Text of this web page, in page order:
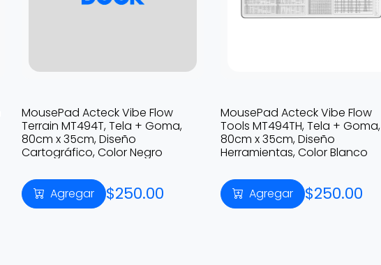
MousePad Acteck Vibe Flow
Terrain MT494T, Tela + Goma,
80cm x 35cm, Diseño
Cartográfico, Color Negro
Agregar $250.00
MousePad Acteck Vibe Flow
Tools MT494TH, Tela + Goma,
80cm x 35cm, Diseño
Herramientas, Color Blanco
Agregar $250.00